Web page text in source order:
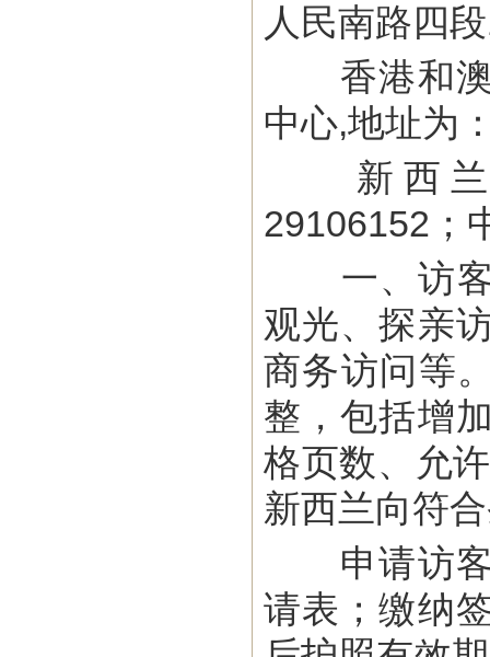
人民南路四
香港和澳
中心,地址为
新西兰官
29106152；
一、访客
观光、探亲
商务访问等
整，包括增
格页数、允
新西兰向符
申请访客
请表；缴纳